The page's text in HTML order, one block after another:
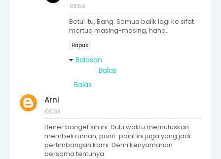
08:56
Betul itu, Bang. Semua balik lagi ke sifat
mertua masing-masing, haha..
Hapus
Balasan
Balas
Balas
Arni
00:38
Bener banget sih ini. Dulu waktu memutuskan
membeli rumah, point-point ini juga yang jadi
pertimbangan kami. Demi kenyamanan
bersama tentunya